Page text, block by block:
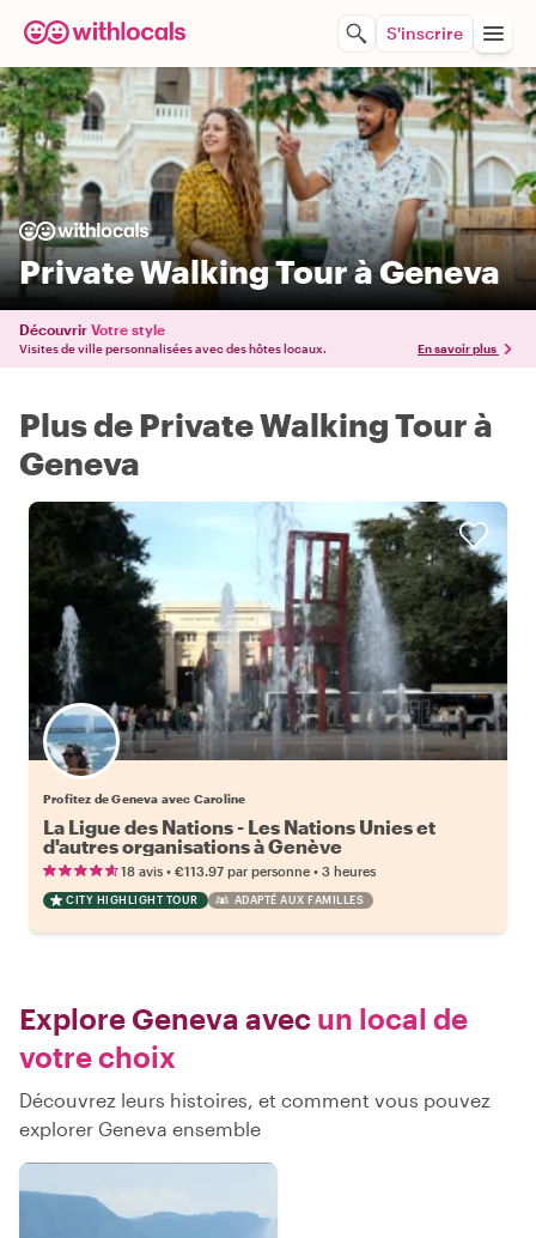
S'inscrire
Private Walking Tour à Geneva
Découvrir Votre style
Visites de ville personnalisées avec des hôtes locaux. En savoir plus
Plus de Private Walking Tour à
Geneva
Profitez de Geneva avec Caroline
La Ligue des Nations - Les Nations Unies et
d'autres organisations à Genève
18 avis • €113.97 par personne • 3 heures
CITY HIGHLIGHT TOUR ADAPTÉ AUX FAMILLES
Explore Geneva avec un local de
votre choix
Découvrez leurs histoires, et comment vous pouvez
explorer Geneva ensemble